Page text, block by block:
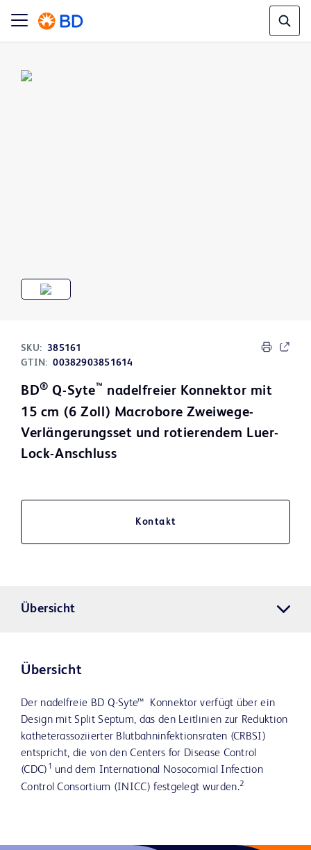
SKU: 385161
GTIN: 00382903851614
BD® Q-Syte™ nadelfreier Konnektor mit
15 cm (6 Zoll) Macrobore Zweiwege-
Verlängerungsset und rotierendem Luer-
Lock-Anschluss
Kontakt
Übersicht
Übersicht
Der nadelfreie BD Q-Syte™ Konnektor verfügt über ein
Design mit Split Septum, das den Leitlinien zur Reduktion
katheterassoziierter Blutbahninfektionsraten (CRBSI)
entspricht, die von den Centers for Disease Control
(CDC) 1
und dem International Nosocomial Infection
Control Consortium (INICC) festgelegt wurden.2